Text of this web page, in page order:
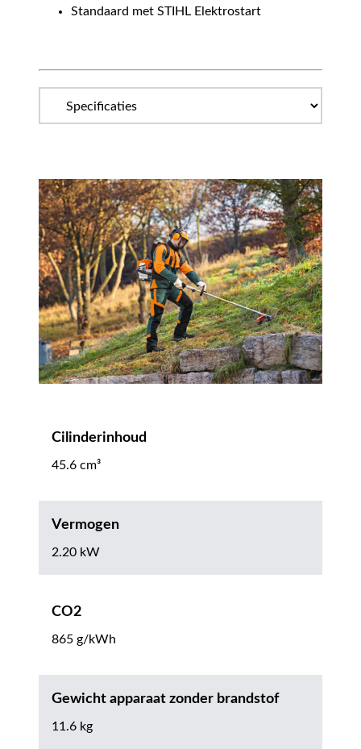
Standaard met STIHL Elektrostart
Cilinderinhoud
45.6 cm³
Vermogen
2.20 kW
CO2
865 g/kWh
Gewicht apparaat zonder brandstof
11.6 kg